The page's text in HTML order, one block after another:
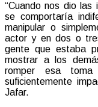
“Cuando nos dio las
se comportaría
manipular o
actor y en dos o
gente que estaba
mostrar a los
romper esa
suficientemente
Jafar.